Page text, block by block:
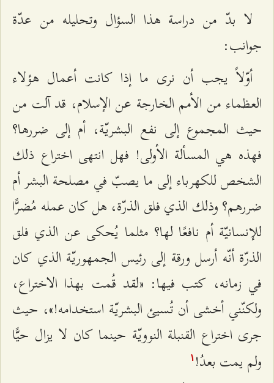
لا بدّ من دراسة هذا السؤال وتحليله من عدّة
جوانب:
أوّلاً يجب أن نرى ما إذا كانت أعمال هؤلاء
العظماء من الأمم الخارجة عن الإسلام، قد آلت من
حيث المجموع إلى نفع البشريّة، أم إلى ضررها؟
فهذه هي المسألة الأولى! فهل انتهى اختراع ذلك
الشخص للكهرباء إلى ما يصبّ في مصلحة البشر أم
ضررهم؟ وذلك الذي فلق الذرّة، هل كان عمله مُضرًّا
للإنسانيّة أم نافعًا لها؟ مثلما يُحكى عن الذي فلق
الذرّة أنّه أرسل ورقة إلى رئيس الجمهوريّة الذي كان
في زمانه، كتب فيها: «لقد قُمت بهذا الاختراع،
ولكنّني أخشى أن تُسيئ البشريّة استخدامه!»، حيث
جرى اختراع القنبلة النوويّة حينما كان لا يزال حيًّا
ولم يمت بعدُ! ۱